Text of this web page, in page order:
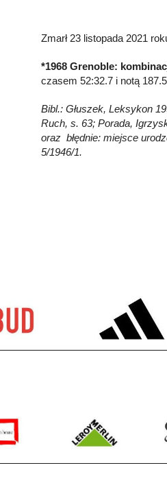
Zmarł 23 listopada 2021
*1968 Grenoble:
czasem 52:32.7 i notą
Bibl.: Głuszek, Leksykon
Ruch, s. 63; Porada,
oraz błędnie: miejsce
5/1946/1.